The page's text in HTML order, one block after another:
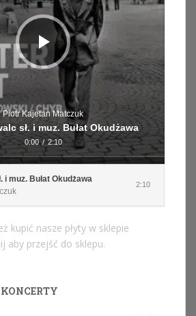
Piotr Kajetan Matczuk
sł. i muz. Bułat Okudżawa
0:00 / 2:10
i muz. Bułat Okudżawa
2:10
kupić nasze płyty w sklepie
aby przejść do sklepu.